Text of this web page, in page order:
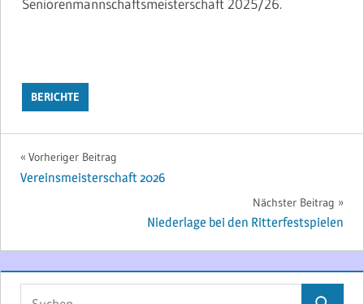
Seniorenmannschaftsmeisterschaft 2025/26.
BERICHTE
Beitragsnavigation
Vorheriger Beitrag
Vereinsmeisterschaft 2026
Nächster Beitrag
Niederlage bei den Ritterfestspielen